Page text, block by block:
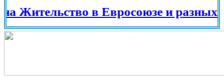
в Евросоюзе и разных